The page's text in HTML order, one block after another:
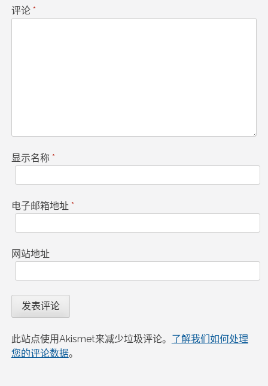
评论 *
显示名称 *
电子邮箱地址 *
网站地址
此站点使用Akismet来减少垃圾评论。 了解我们如何处理
您的评论数据。